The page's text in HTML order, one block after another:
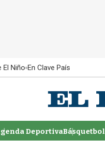
El Niño En Clave País
DeportivaBásquetbol